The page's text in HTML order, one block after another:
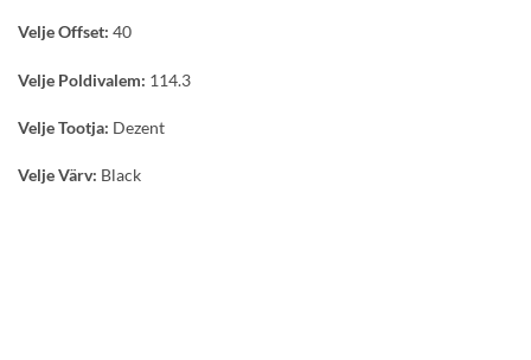
Velje Offset: 40
Velje Poldivalem: 114.3
Velje Tootja: Dezent
Velje Värv: Black